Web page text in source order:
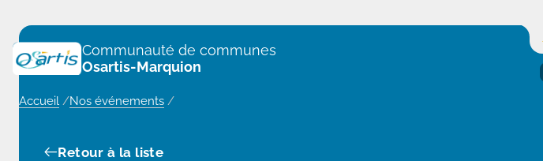
Communauté de communes
Osartis-Marquion
Accueil /Nos événements /
Retour à la liste